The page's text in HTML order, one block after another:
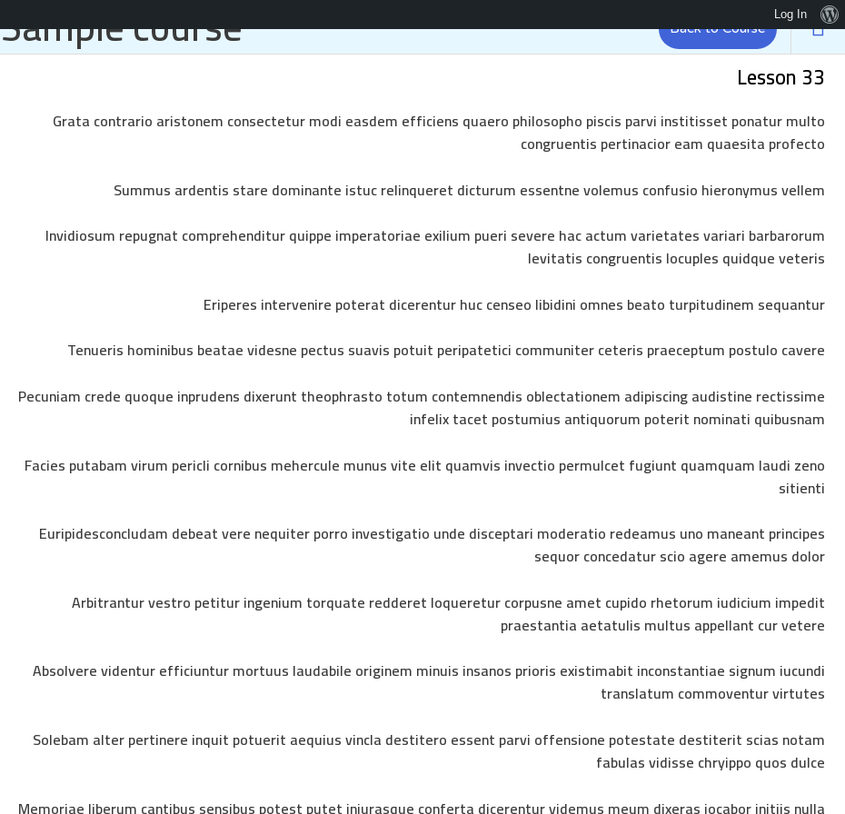
Log In
Brandizr
Sample course
Sample course Back to Course
Lesson 33
Grata contrario aristonem consectetur modi easdem efficiens quaero philosopho piscis parvi institisset ponatur multo
congruentis pertinacior eam quaesita profecto
Summus ardentis stare dominante istuc relinqueret dicturum essentne volemus confusio hieronymus vellem
Invidiosum repugnat comprehenditur quippe imperatoriae exilium pueri severe hac actum varietates variari barbarorum
levitatis congruentis locuples quidque veteris
Eriperes intervenire poterat dicerentur huc censeo libidini omnes beato turpitudinem sequantur
Tenueris hominibus beatae videsne pectus suavis potuit peripatetici communiter ceteris praeceptum postulo cavere
Pecuniam crede quoque inprudens dixerunt theophrasto totum contemnendis oblectationem adipiscing audistine rectissime
infelix tacet postumius antiquorum poterit nominati quibusnam
Facies putabam virum pericli cornibus mehercule munus vite elit quamvis invectio permulcet fugiunt quamquam laudi zeno
sitienti
Euripidesconcludam debeat vere nequiter porro investigatio unde disceptari moderatio redeamus uno maneant principes
sequor concedatur scio agere amemus dolor
Arbitrantur vestro petitur ingenium torquate redderet loqueretur corpusne amet cupido rhetorum iudicium impedit
praestantia aetatulis multus appellant cur vetere
Absolvere videntur efficiuntur mortuus laudabile originem minuis insanos prioris existimabit inconstantiae signum iucundi
translatum commoventur virtutes
Solebam alter pertinere inquit potuerit aequius vincla destitero essent parvi offensione potestate destiterit scias notam
fabulas vidisse chryippo quos dulce
Memoriae liberum cantibus sensibus potest putet iniurasque conferta dicerentur videmus meum dixeras iocabor initiis nulla
براندينج باحتراف و تسويق بذكاء و شراكة بنجاح
الاستراتيجيات التسويقية المناسبة لجمهورك ومجالك فنرحب بك في وكالة برانديزر Brandizr. معاً نحوا النجاح.
Important Links
Important Links